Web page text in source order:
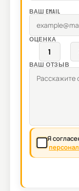
ВАШ EMAIL
ОЦЕНКА
1
ВАШ ОТЗЫВ
Я